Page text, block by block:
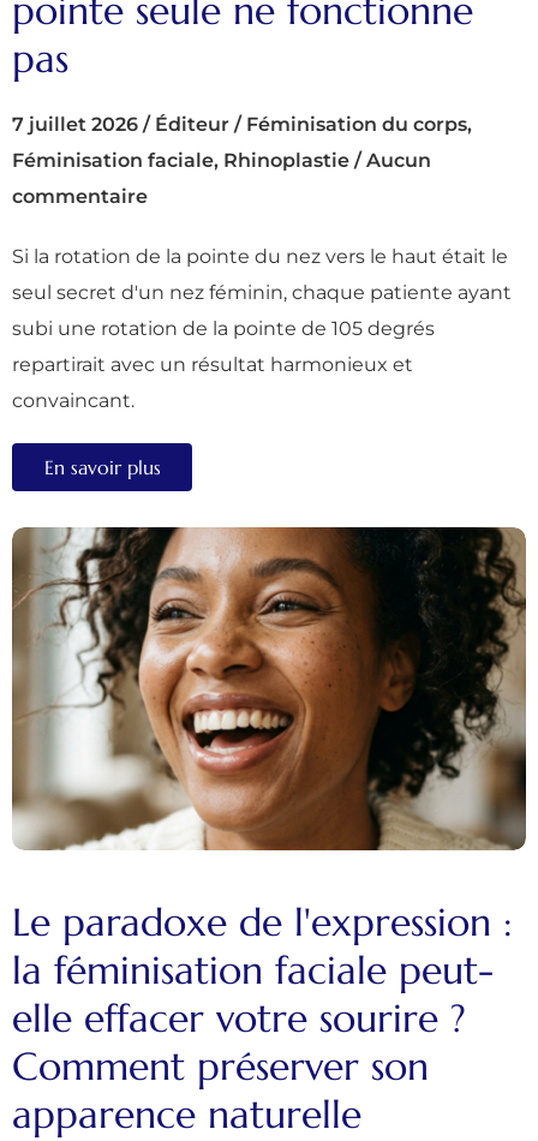
pointe seule ne fonctionne
pas
7 juillet 2026 / Éditeur / Féminisation du corps,
Féminisation faciale, Rhinoplastie / Aucun
commentaire
Si la rotation de la pointe du nez vers le haut était le
seul secret d'un nez féminin, chaque patiente ayant
subi une rotation de la pointe de 105 degrés
repartirait avec un résultat harmonieux et
convaincant.
En savoir plus
Le paradoxe de l'expression :
la féminisation faciale peut-
elle effacer votre sourire ?
Comment préserver son
apparence naturelle